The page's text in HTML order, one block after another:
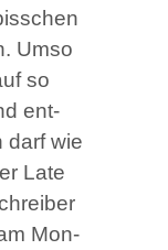
Umso
so
ent­
darf wie
Late
Mon­